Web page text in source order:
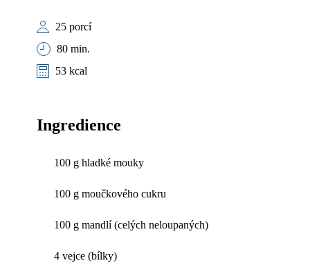
25 porcí
80 min.
53 kcal
Ingredience
100 g hladké mouky
100 g moučkového cukru
100 g mandlí (celých neloupaných)
4 vejce (bílky)